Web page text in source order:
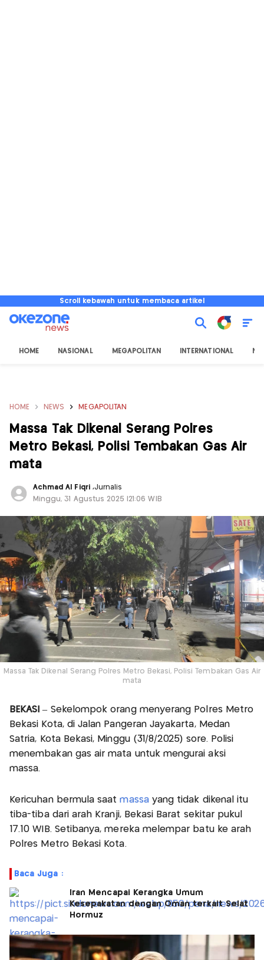
Scroll kebawah untuk membaca artikel
HOME NASIONAL MEGAPOLITAN INTERNATIONAL
HOME NEWS MEGAPOLITAN
Massa Tak Dikenal Serang Polres
Metro Bekasi, Polisi Tembakan Gas Air
mata
Achmad Al Fiqri ,Jurnalis
Minggu, 31 Agustus 2025 |21:06 WIB
Massa Tak Dikenal Serang Polres Metro Bekasi, Polisi Tembakan Gas Air
mata
BEKASI– Sekelompok orang menyerang Polres Metro
Bekasi Kota, di Jalan Pangeran Jayakarta, Medan
Satria, Kota Bekasi, Minggu (31/8/2025) sore. Polisi
menembakan gas air mata untuk mengurai aksi
massa.
Kericuhan bermula saatmassa yang tidak dikenal itu
tiba-tiba dari arah Kranji, Bekasi Barat sekitar pukul
17.10 WIB. Setibanya, mereka melempar batu ke arah
Polres Metro Bekasi Kota.
Baca Juga :
Iran Mencapai Kerangka Umum
Kesepakatan dengan Oman terkait Selat
Hormuz